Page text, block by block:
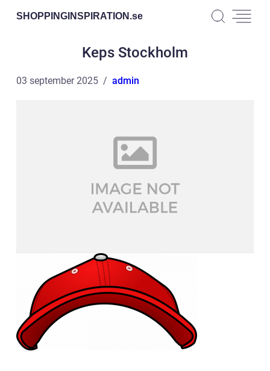
SHOPPINGINSPIRATION.se
Keps Stockholm
03 september 2025 admin